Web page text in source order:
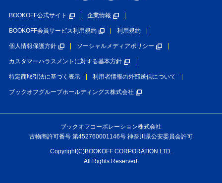
BOOKOFF公式サイト 企業情報
BOOKOFF会員サービス利用規約 利用規約
個人情報保護方針 ソーシャルメディアポリシー
カスタマーハラスメントに対する基本方針
特定商取引法に基づく表示 利用者情報の外部送信について
ブックオフグループホールディングス株式会社
ブックオフコーポレーション株式会社
古物商許可番号 第452760001146号 神奈川県公安委員会許可
Copyright(C)BOOKOFF CORPORATION LTD.
All Rights Reserved.